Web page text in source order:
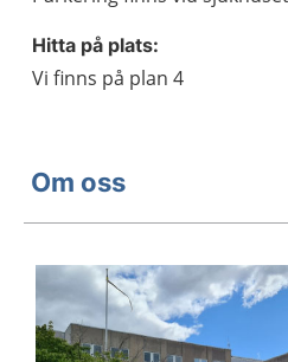
Hitta på plats:
Vi finns på plan 4
Om oss